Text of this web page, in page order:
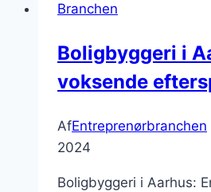
Branchen
Boligbyggeri i
voksende
AfEntreprenørbranchen
2024
Boligbyggeri i Aarhus: